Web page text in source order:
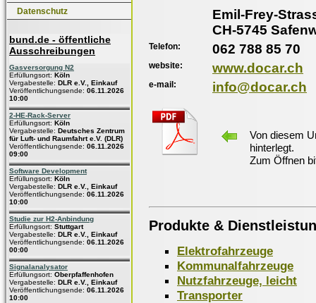
Datenschutz
bund.de - öffentliche
Ausschreibungen
Gasversorgung N2
Erfüllungsort: Köln
Vergabestelle: DLR e.V., Einkauf
Veröffentlichungsende: 06.11.2026
10:00
2-HE-Rack-Server
Erfüllungsort: Köln
Vergabestelle: Deutsches Zentrum
für Luft- und Raumfahrt e.V. (DLR)
Veröffentlichungsende: 06.11.2026
09:00
Software Development
Erfüllungsort: Köln
Vergabestelle: DLR e.V., Einkauf
Veröffentlichungsende: 06.11.2026
10:00
Studie zur H2-Anbindung
Erfüllungsort: Stuttgart
Vergabestelle: DLR e.V., Einkauf
Veröffentlichungsende: 06.11.2026
00:00
Signalanalysator
Erfüllungsort: Oberpfaffenhofen
Vergabestelle: DLR e.V., Einkauf
Veröffentlichungsende: 06.11.2026
10:00
Emil-Frey-
CH-5745
Telefon: 062 788 85 70
website: www.docar.ch
e-mail: info@docar.ch
Von diesem
hinterlegt.
Zum Öffnen
Produkte &
Elektrofahrzeuge
Kommunalfahrzeuge
Nutzfahrzeuge, leicht
Transporter